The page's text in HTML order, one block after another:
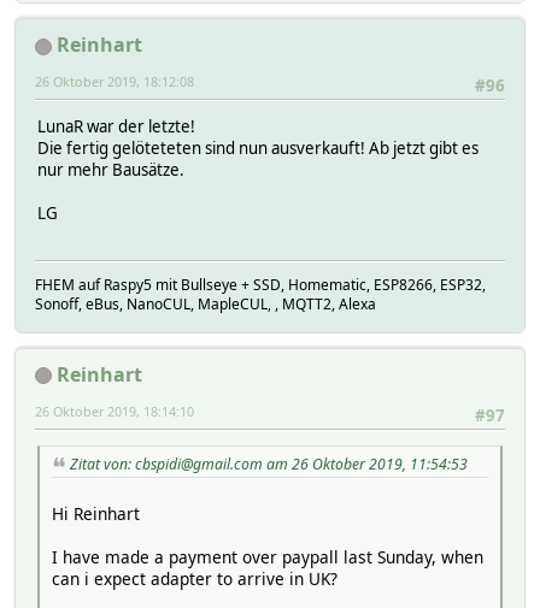
Reinhart
#96
26 Oktober 2019, 18:12:08
LunaR war der letzte!
Die fertig gelöteteten sind nun ausverkauft! Ab jetzt gibt es
nur mehr Bausätze.
LG
FHEM auf Raspy5 mit Bullseye + SSD, Homematic, ESP8266, ESP32,
Sonoff, eBus, NanoCUL, MapleCUL, , MQTT2, Alexa
Reinhart
#97
26 Oktober 2019, 18:14:10
Zitat von: cbspidi@gmail.com am 26 Oktober 2019, 11:54:53
Hi Reinhart
I have made a payment over paypall last Sunday, when
can i expect adapter to arrive in UK?